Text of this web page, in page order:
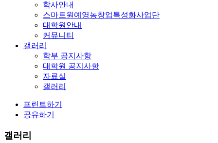
학사안내
스마트원예영농창업특성화사업단
대학원안내
커뮤니티
갤러리
학부 공지사항
대학원 공지사항
자료실
갤러리
프린트하기
공유하기
갤러리